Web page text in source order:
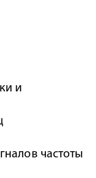
и
частоты